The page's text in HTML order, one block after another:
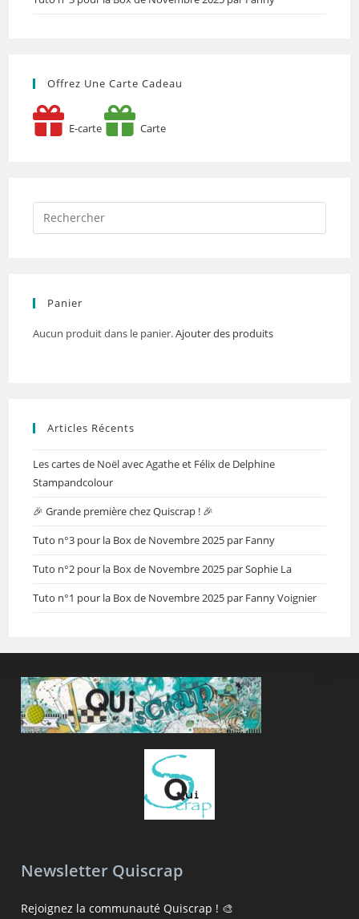
Offrez Une Carte Cadeau
E-carte Carte
Panier
Aucun produit dans le panier.Ajouter des produits
Articles Récents
Les cartes de Noël avec Agathe et Félix de Delphine
Stampandcolour
🎉 Grande première chez Quiscrap ! 🎉
Tuto n°3 pour la Box de Novembre 2025 par Fanny
Tuto n°2 pour la Box de Novembre 2025 par Sophie La
Tuto n°1 pour la Box de Novembre 2025 par Fanny Voignier
Newsletter Quiscrap
Rejoignez la communauté Quiscrap ! 🎨